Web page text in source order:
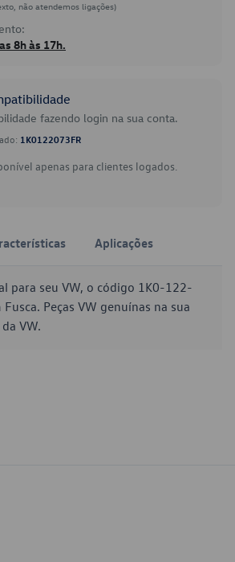
não atendemos ligações)
8h às 17h.
fazendo login na sua conta.
1K0122073FR
apenas para clientes logados.
Aplicações
para seu VW, o código 1K0-122-
Peças VW genuínas na sua
VW.